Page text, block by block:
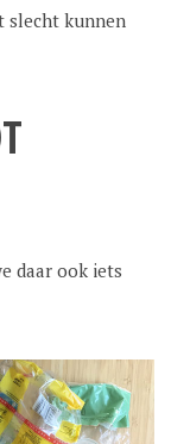
slecht kunnen
daar ook iets